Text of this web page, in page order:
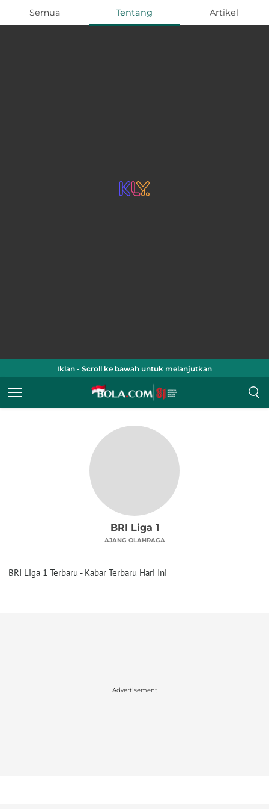
Iklan - Scroll ke bawah untuk melanjutkan
Semua Tentang Artikel
BRI Liga 1
AJANG OLAHRAGA
BRI Liga 1 Terbaru - Kabar Terbaru Hari Ini
Advertisement